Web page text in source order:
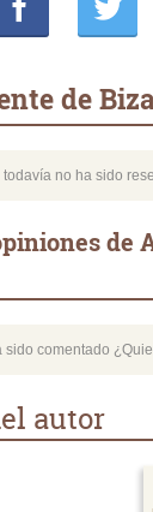
de
todavía no ha sido
de
comentado
autor